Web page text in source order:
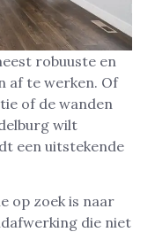
robuuste en
af te werken. Of
of de wanden
wilt
een uitstekende
op zoek is naar
die niet